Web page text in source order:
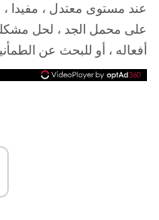
عند مستوى معتدل ،
على محمل الجد ، لحل مشكلة
أفعاله ، أو للبحث عن